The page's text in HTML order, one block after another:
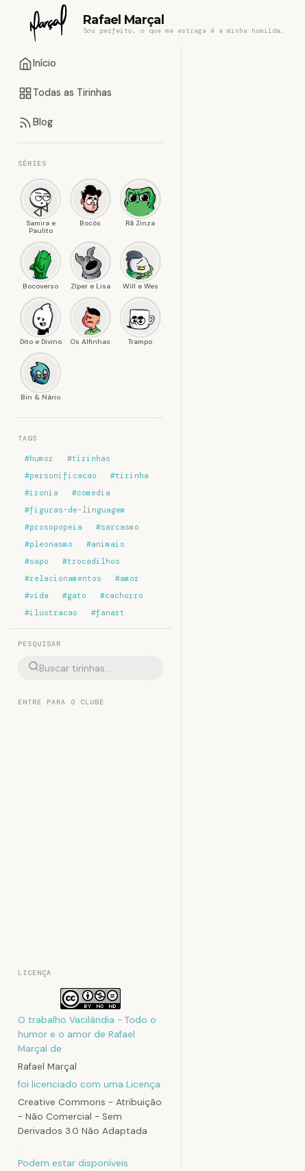
Rafael Marçal
Início
Todas as Tirinhas
Blog
SÉRIES
Samira e
Paulito
Bocós Rã Zinza
Bocoverso Zíper e Lisa Will e Wes
Dito e Divino Os Alfinhas Trampo
Bin & Nário
TAGS
#humor
#tirinhas
#personificacao
#tirinha
#ironia
#comedia
#figuras-de-linguagem
#prosopopeia
#sarcasmo
#pleonasmo
#animais
#sapo
#trocadilhos
#relacionamentos
#amor
#vida
#gato
#cachorro
#ilustracao
#fanart
PESQUISAR
ENTRE PARA O CLUBE
LICENÇA
O trabalho Vacilândia - Todo o
humor e o amor de Rafael
Marçal de
Rafael Marçal
foi licenciado com uma Licença
Creative Commons - Atribuição
- Não Comercial - Sem
Derivados 3.0 Não Adaptada
.
Podem estar disponíveis